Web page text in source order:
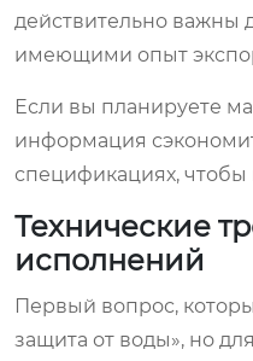
действительно важны
имеющими опыт
Если вы планируете
информация
спецификациях, чтобы
Технические
исполнений
Первый вопрос,
защита от воды», но